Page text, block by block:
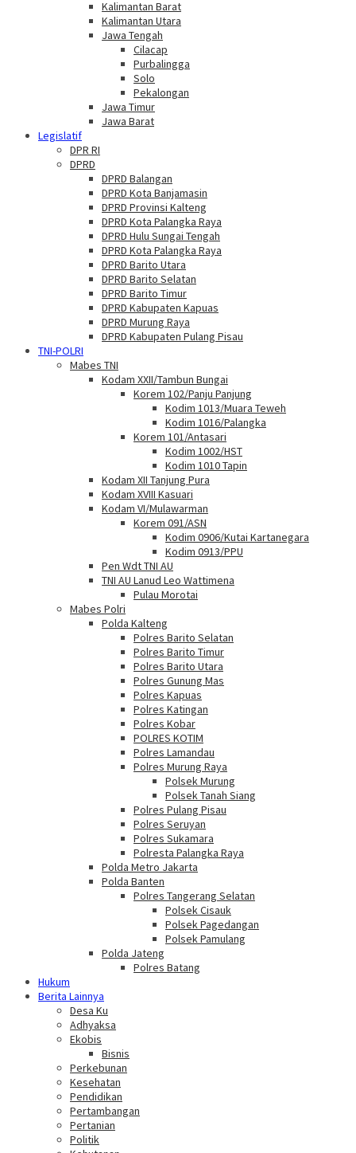
Kalimantan Barat
Kalimantan Utara
Jawa Tengah
Cilacap
Purbalingga
Solo
Pekalongan
Jawa Timur
Jawa Barat
Legislatif
DPR RI
DPRD
DPRD Balangan
DPRD Kota Banjamasin
DPRD Provinsi Kalteng
DPRD Kota Palangka Raya
DPRD Hulu Sungai Tengah
DPRD Kota Palangka Raya
DPRD Barito Utara
DPRD Barito Selatan
DPRD Barito Timur
DPRD Kabupaten Kapuas
DPRD Murung Raya
DPRD Kabupaten Pulang Pisau
TNI-POLRI
Mabes TNI
Kodam XXII/Tambun Bungai
Korem 102/Panju Panjung
Kodim 1013/Muara Teweh
Kodim 1016/Palangka
Korem 101/Antasari
Kodim 1002/HST
Kodim 1010 Tapin
Kodam XII Tanjung Pura
Kodam XVIII Kasuari
Kodam VI/Mulawarman
Korem 091/ASN
Kodim 0906/Kutai Kartanegara
Kodim 0913/PPU
Pen Wdt TNI AU
TNI AU Lanud Leo Wattimena
Pulau Morotai
Mabes Polri
Polda Kalteng
Polres Barito Selatan
Polres Barito Timur
Polres Barito Utara
Polres Gunung Mas
Polres Kapuas
Polres Katingan
Polres Kobar
POLRES KOTIM
Polres Lamandau
Polres Murung Raya
Polsek Murung
Polsek Tanah Siang
Polres Pulang Pisau
Polres Seruyan
Polres Sukamara
Polresta Palangka Raya
Polda Metro Jakarta
Polda Banten
Polres Tangerang Selatan
Polsek Cisauk
Polsek Pagedangan
Polsek Pamulang
Polda Jateng
Polres Batang
Hukum
Berita Lainnya
Desa Ku
Adhyaksa
Ekobis
Bisnis
Perkebunan
Kesehatan
Pendidikan
Pertambangan
Pertanian
Politik